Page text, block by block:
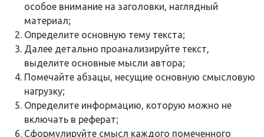
особое внимание на заголовки, наглядный
материал;
Определите основную тему текста;
Далее детально проанализируйте текст,
выделите основные мысли автора;
Помечайте абзацы, несущие основную смысловую
нагрузку;
Определите информацию, которую можно не
включать в реферат;
Сформулируйте смысл каждого помеченного